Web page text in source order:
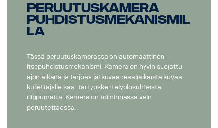
Peruutuskamera
puhdistusmekanismil
la
Tässä peruutuskamerassa on automaattinen
itsepuhdistusmekanismi. Kamera on hyvin suojattu
ajon aikana ja tarjoaa jatkuvaa reaaliaikaista kuvaa
kuljettajalle sää- tai työskentelyolosuhteista
riippumatta. Kamera on toiminnassa vain
peruutettaessa.